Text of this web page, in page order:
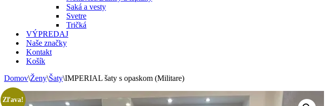
Saká a vesty
Svetre
Tričká
VÝPREDAJ
Naše značky
Kontakt
Košík
Domov\Ženy\Šaty\IMPERIAL šaty s opaskom (Militare)
Zľava!